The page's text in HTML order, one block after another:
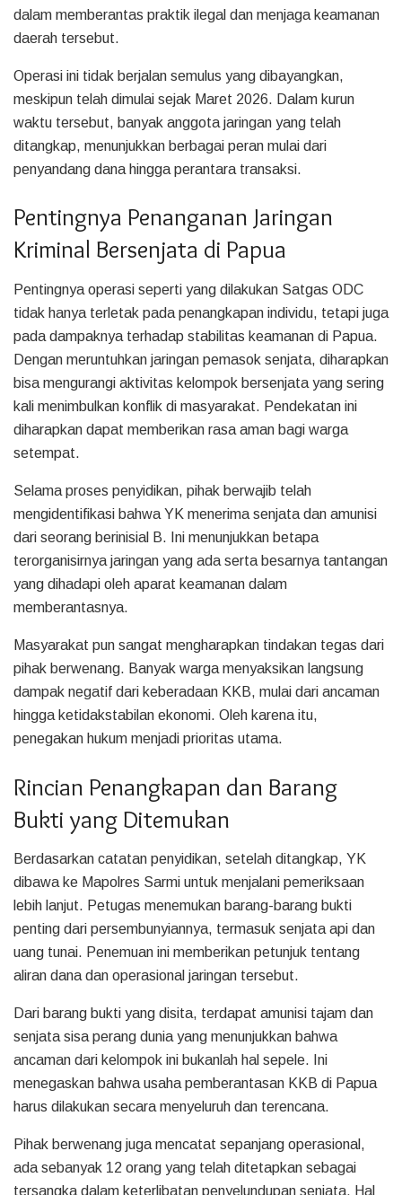
dalam memberantas praktik ilegal dan menjaga keamanan
daerah tersebut.
Operasi ini tidak berjalan semulus yang dibayangkan,
meskipun telah dimulai sejak Maret 2026. Dalam kurun
waktu tersebut, banyak anggota jaringan yang telah
ditangkap, menunjukkan berbagai peran mulai dari
penyandang dana hingga perantara transaksi.
Pentingnya Penanganan Jaringan
Kriminal Bersenjata di Papua
Pentingnya operasi seperti yang dilakukan Satgas ODC
tidak hanya terletak pada penangkapan individu, tetapi juga
pada dampaknya terhadap stabilitas keamanan di Papua.
Dengan meruntuhkan jaringan pemasok senjata, diharapkan
bisa mengurangi aktivitas kelompok bersenjata yang sering
kali menimbulkan konflik di masyarakat. Pendekatan ini
diharapkan dapat memberikan rasa aman bagi warga
setempat.
Selama proses penyidikan, pihak berwajib telah
mengidentifikasi bahwa YK menerima senjata dan amunisi
dari seorang berinisial B. Ini menunjukkan betapa
terorganisirnya jaringan yang ada serta besarnya tantangan
yang dihadapi oleh aparat keamanan dalam
memberantasnya.
Masyarakat pun sangat mengharapkan tindakan tegas dari
pihak berwenang. Banyak warga menyaksikan langsung
dampak negatif dari keberadaan KKB, mulai dari ancaman
hingga ketidakstabilan ekonomi. Oleh karena itu,
penegakan hukum menjadi prioritas utama.
Rincian Penangkapan dan Barang
Bukti yang Ditemukan
Berdasarkan catatan penyidikan, setelah ditangkap, YK
dibawa ke Mapolres Sarmi untuk menjalani pemeriksaan
lebih lanjut. Petugas menemukan barang-barang bukti
penting dari persembunyiannya, termasuk senjata api dan
uang tunai. Penemuan ini memberikan petunjuk tentang
aliran dana dan operasional jaringan tersebut.
Dari barang bukti yang disita, terdapat amunisi tajam dan
senjata sisa perang dunia yang menunjukkan bahwa
ancaman dari kelompok ini bukanlah hal sepele. Ini
menegaskan bahwa usaha pemberantasan KKB di Papua
harus dilakukan secara menyeluruh dan terencana.
Pihak berwenang juga mencatat sepanjang operasional,
ada sebanyak 12 orang yang telah ditetapkan sebagai
tersangka dalam keterlibatan penyelundupan senjata. Hal